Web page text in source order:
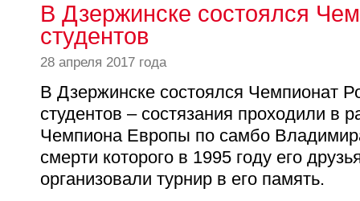
В Дзержинске состоялся
студентов
28 апреля 2017 года
В Дзержинске состоялся Чемпионат
студентов – состязания проходили в
Чемпиона Европы по самбо
смерти которого в 1995 году его
организовали турнир в его память.